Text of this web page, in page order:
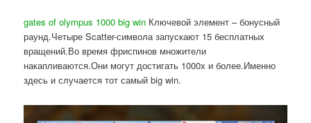
gates of olympus 1000 big win Ключевой элемент – бонусный
раунд.Четыре Scatter-символа запускают 15 бесплатных
вращений.Во время фриспинов множители
накапливаются.Они могут достигать 1000x и более.Именно
здесь и случается тот самый big win.